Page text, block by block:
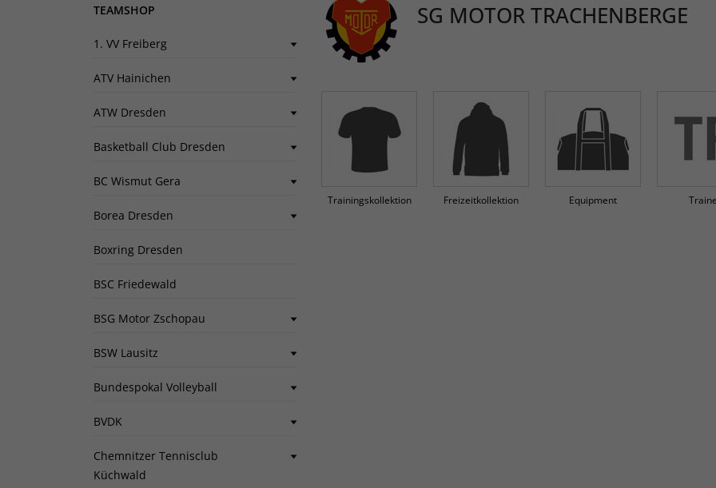
TEAMSHOP
1. VV Freiberg
ATV Hainichen
ATW Dresden
Basketball Club Dresden
BC Wismut Gera
Borea Dresden
Boxring Dresden
BSC Friedewald
BSG Motor Zschopau
BSW Lausitz
Bundespokal Volleyball
BVDK
Chemnitzer Tennisclub
Küchwald
SG MOTOR TRACHENBERGE
Trainingskollektion Freizeitkollektion Equipment